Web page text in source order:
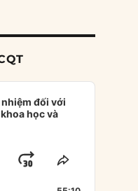
đối với
học và
JUMPSHARE